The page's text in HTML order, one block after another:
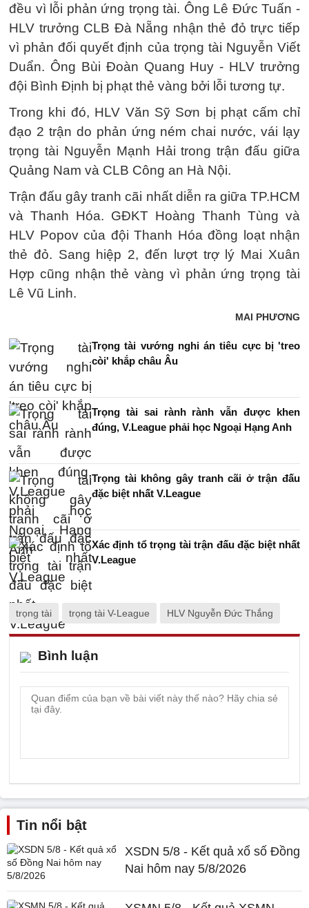
đều vì lỗi phản ứng trọng tài. Ông Lê Đức Tuấn -
HLV trưởng CLB Đà Nẵng nhận thẻ đỏ trực tiếp
vì phản đối quyết định của trọng tài Nguyễn Viết
Duẩn. Ông Bùi Đoàn Quang Huy - HLV trưởng
đội Bình Định bị phạt thẻ vàng bởi lỗi tương tự.
Trong khi đó, HLV Văn Sỹ Sơn bị phạt cấm chỉ
đạo 2 trận do phản ứng ném chai nước, vái lạy
trọng tài Nguyễn Mạnh Hải trong trận đấu giữa
Quảng Nam và CLB Công an Hà Nội.
Trận đấu gây tranh cãi nhất diễn ra giữa TP.HCM
và Thanh Hóa. GĐKT Hoàng Thanh Tùng và
HLV Popov của đội Thanh Hóa đồng loạt nhận
thẻ đỏ. Sang hiệp 2, đến lượt trợ lý Mai Xuân
Hợp cũng nhận thẻ vàng vì phản ứng trọng tài
Lê Vũ Linh.
MAI PHƯƠNG
Trọng tài vướng nghi án tiêu cực bị 'treo
còi' khắp châu Âu
Trọng tài sai rành rành vẫn được khen
đúng, V.League phải học Ngoại Hạng Anh
Trọng tài không gây tranh cãi ở trận đấu
đặc biệt nhất V.League
Xác định tổ trọng tài trận đấu đặc biệt nhất
V.League
trọng tài trọng tài V-League HLV Nguyễn Đức Thắng
Bình luận
Tin nổi bật
XSDN 5/8 - Kết quả xổ số Đồng
Nai hôm nay 5/8/2026